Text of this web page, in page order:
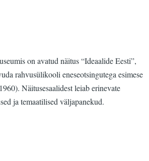
on avatud näitus “Ideaalide Eesti”,
rahvusülikooli eneseotsingutega esimese
Näitusesaalidest leiab erinevate
ja temaatilised väljapanekud.